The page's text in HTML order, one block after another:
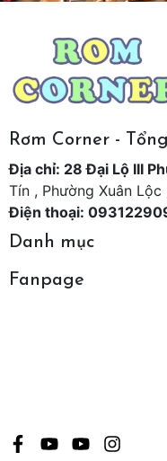
Rơm Corner -
Địa chỉ: 28 Đại Lộ III
Tín , Phường Xuân
Điện thoại:
Danh mục
Fanpage